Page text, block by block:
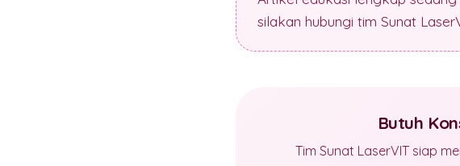
silakan hubungi tim Sunat
Butuh
Tim Sunat LaserVIT siap